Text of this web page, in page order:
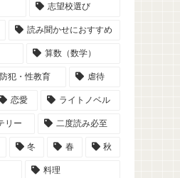
志望校選び
読み聞かせにおすすめ
算数（数学）
防犯・性教育 虐待
恋愛 ライトノベル
リー 二度読み必至
冬 春 秋
料理